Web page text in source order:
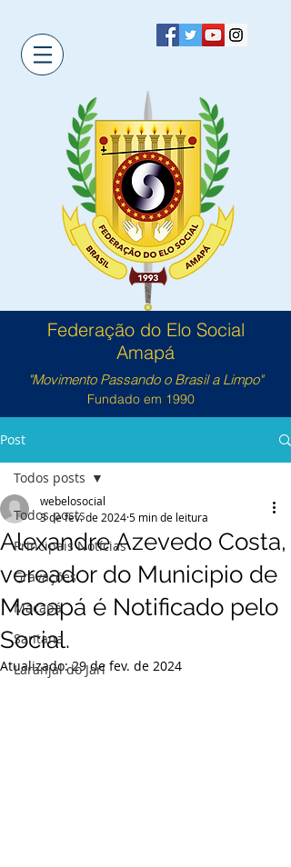
Federação do Elo Social
Amapá
"Movimento Passando o Brasil a Limpo"
Fundado em 1990
Post
Todos posts
Principais Notícias
Gravações
Macapá
Santana
Laranjal do Jarí
Todos posts
Alexandre Azevedo Costa,
vereador do Municipio de
Macapá é Notificado pelo
Social.
webelosocial
3 de fev. de 20245 min de leitura
Atualizado:29 de fev. de 2024